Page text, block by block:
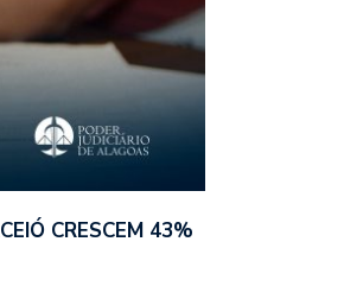
CRESCEM 43%